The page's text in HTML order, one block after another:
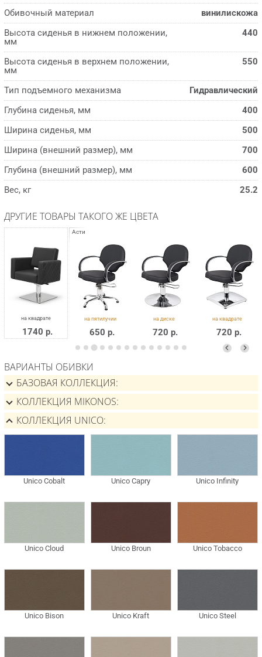
Обивочный материал
винилискожа
Высота сиденья в нижнем положении,
мм
440
Высота сиденья в верхнем положении,
мм
550
Тип подъемного механизма
Гидравлический
Глубина сиденья, мм
400
Ширина сиденья, мм
500
Ширина (внешний размер), мм
700
Глубина (внешний размер), мм
600
Вес, кг
25.2
ДРУГИЕ ТОВАРЫ ТАКОГО ЖЕ ЦВЕТА
1740 р. 650 р. 720 р. 720 р.
ВАРИАНТЫ ОБИВКИ
БАЗОВАЯ КОЛЛЕКЦИЯ
КОЛЛЕКЦИЯ MIKONOS
КОЛЛЕКЦИЯ UNICO